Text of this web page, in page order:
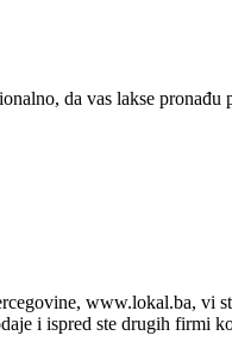
da vas lakse
www.lokal.ba, vi
i ispred ste drugih firmi